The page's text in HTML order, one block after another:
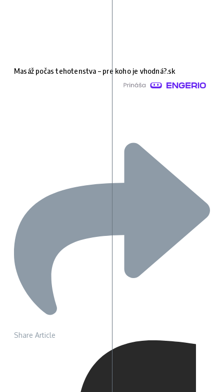
Masáž počas tehotenstva – pre koho je vhodná?.sk
Share Article